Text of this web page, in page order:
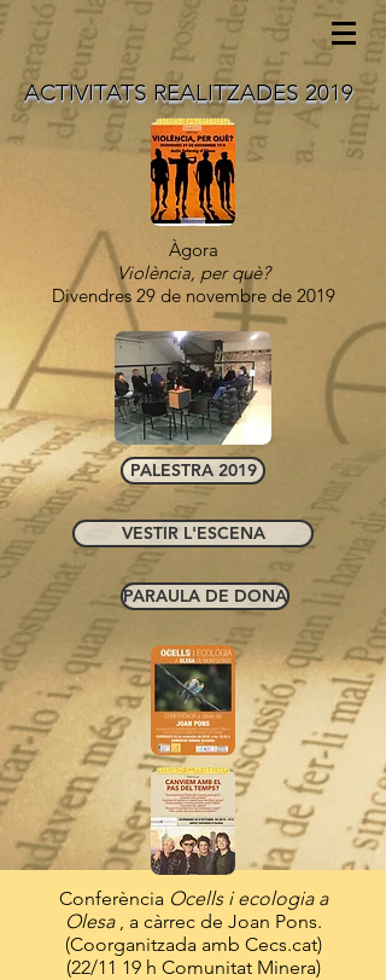
ACTIVITATS REALITZADES 2019
Àgora
Violència, per què?
Divendres 29 de novembre de 2019
PALESTRA 2019
VESTIR L'ESCENA
PARAULA DE DONA
Conferència Ocells i ecologia a
Olesa, a càrrec de Joan Pons.
(Coorganitzada amb Cecs.cat)
(22/11 19 h Comunitat Minera)